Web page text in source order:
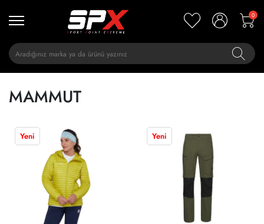
0
MAMMUT
Yeni Yeni